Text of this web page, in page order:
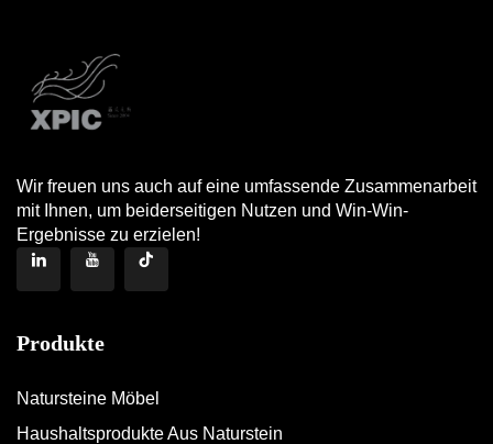
Wir freuen uns auch auf eine umfassende Zusammenarbeit
mit Ihnen, um beiderseitigen Nutzen und Win-Win-
Ergebnisse zu erzielen!
Produkte
Natursteine Möbel
Haushaltsprodukte Aus Naturstein